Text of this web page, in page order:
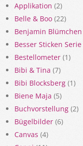
Applikation (2)
Belle & Boo (22)
Benjamin Blümchen
Besser Sticken Serie
Bestellometer (1)
Bibi & Tina (7)
Bibi Blocksberg (1)
Biene Maja (5)
Buchvorstellung (2)
Bügelbilder (6)
Canvas (4)